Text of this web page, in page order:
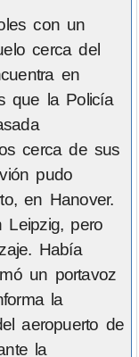
con un
cerca del
en
que la Policía
cerca de sus
pudo
en Hanover.
Leipzig, pero
Había
un portavoz
la
aeropuerto de
la